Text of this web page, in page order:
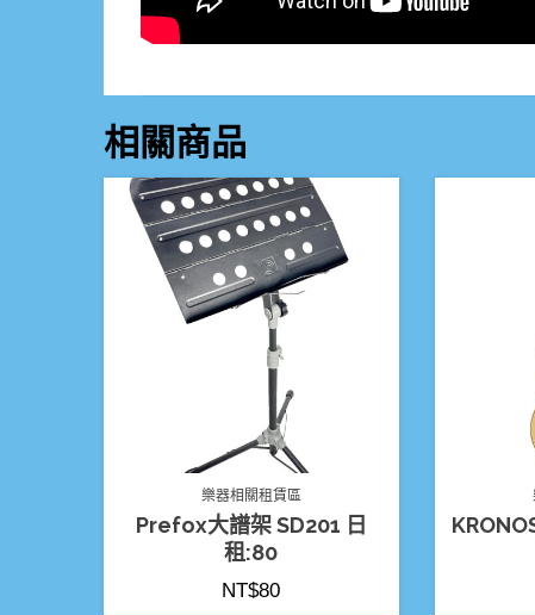
相關商品
樂器相關租賃區
Prefox大譜架 SD201 日
租:80
NT$80